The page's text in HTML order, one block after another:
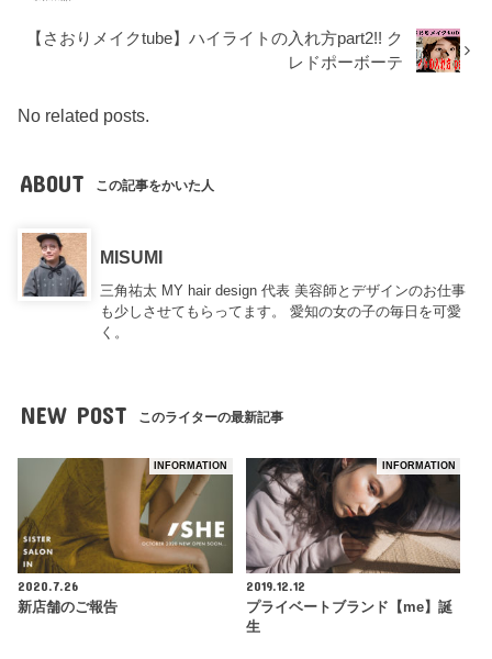
【さおりメイクtube】ハイライトの入れ方part2!! ク
レドポーボーテ
No related posts.
ABOUT この記事をかいた人
MISUMI
三角祐太 MY hair design 代表 美容師とデザインのお仕事
も少しさせてもらってます。 愛知の女の子の毎日を可愛
く。
NEW POST このライターの最新記事
INFORMATION
2020.7.26
新店舗のご報告
INFORMATION
2019.12.12
プライベートブランド【me】誕
生